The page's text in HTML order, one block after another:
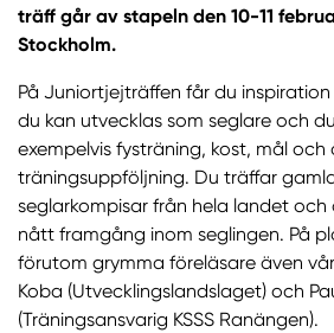
träff går av stapeln den 10-11
Stockholm.
På Juniortjejträffen får du
du kan utvecklas som seglare och
exempelvis fysträning, kost, mål och
träningsuppföljning. Du träffar
seglarkompisar från hela landet och
nått framgång inom seglingen. På
förutom grymma föreläsare även
Koba (Utvecklingslandslaget) och
(Träningsansvarig KSSS Ranängen).